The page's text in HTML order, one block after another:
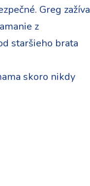
Greg zažíva
z
staršieho brata
skoro nikdy